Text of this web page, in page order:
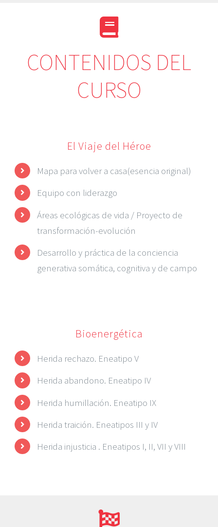
CONTENIDOS DEL
CURSO
El Viaje del Héroe
Mapa para volver a casa(esencia original)
Equipo con liderazgo
Áreas ecológicas de vida / Proyecto de
transformación-evolución
Desarrollo y práctica de la conciencia
generativa somática, cognitiva y de campo
Bioenergética
Herida rechazo. Eneatipo V
Herida abandono. Eneatipo IV
Herida humillación. Eneatipo IX
Herida traición. Eneatipos III y IV
Herida injusticia . Eneatipos I, II, VII y VIII